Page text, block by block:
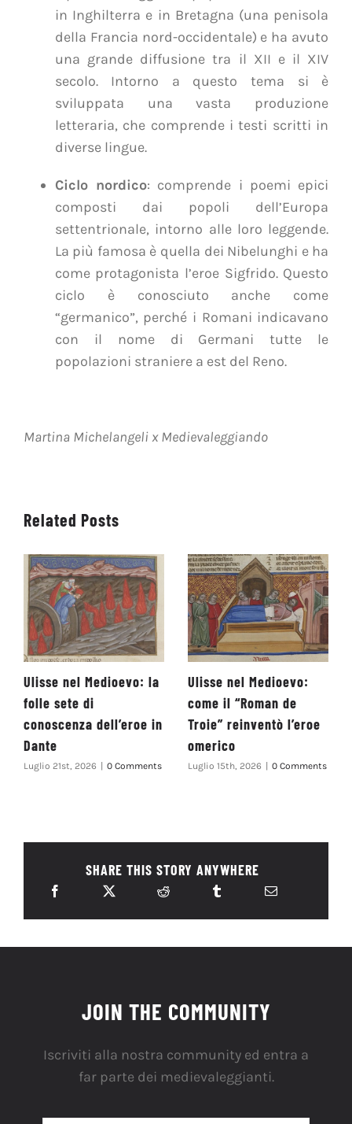
in Inghilterra e in Bretagna (una penisola
della Francia nord-occidentale) e ha avuto
una grande diffusione tra il XII e il XIV
secolo. Intorno a questo tema si è
sviluppata una vasta produzione
letteraria, che comprende i testi scritti in
diverse lingue.
Ciclo nordico: comprende i poemi epici
composti dai popoli dell’Europa
settentrionale, intorno alle loro leggende.
La più famosa è quella dei Nibelunghi e ha
come protagonista l’eroe Sigfrido. Questo
ciclo è conosciuto anche come
“germanico”, perché i Romani indicavano
con il nome di Germani tutte le
popolazioni straniere a est del Reno.
Martina Michelangeli x Medievaleggiando
Related Posts
Ulisse nel Medioevo: la
folle sete di
conoscenza dell’eroe in
Dante
Luglio 21st, 2026 | 0 Comments
Ulisse nel Medioevo:
come il “Roman de
Troie” reinventò l’eroe
omerico
Luglio 15th, 2026 | 0 Comments
SHARE THIS STORY ANYWHERE
JOIN THE COMMUNITY
Iscriviti alla nostra community ed entra a
far parte dei medievaleggianti.